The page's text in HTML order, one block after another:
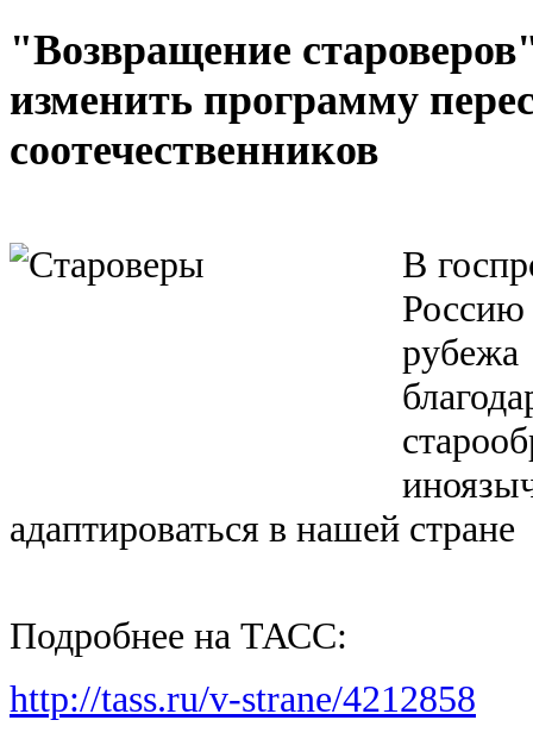
"Возвращение
изменить программу
соотечественников
В
Россию
адаптироваться в нашей стране
Подробнее на ТАСС:
http://tass.ru/v-strane/4212858